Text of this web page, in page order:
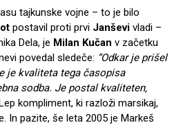
tajkunske vojne – to je bilo
postavil proti prvi Janševi vladi –
Dela, je Milan Kučan v začetku
povedal sledeče: “Odkar je prišel
je kvaliteta tega časopisa
sodba. Je postal kvaliteten,
kompliment, ki razloži marsikaj,
In pazite, še leta 2005 je Markeš